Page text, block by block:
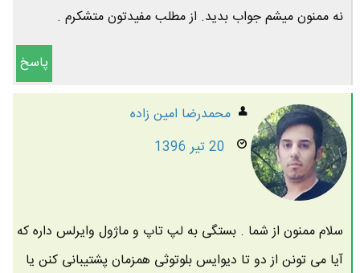
نه ممنون میشم جواب بدید. از مطلب مفیدتون متشکرم .
پاسخ
محمدرضا امين زاده
20 تیر 1396
سلام ممنون از شما . بستگی به لپ تاپ و ماژول وایرلس داره که
آیا می تونن از دو تا دیوایس بلوتوثی همزمان پشتیبانی کنن یا